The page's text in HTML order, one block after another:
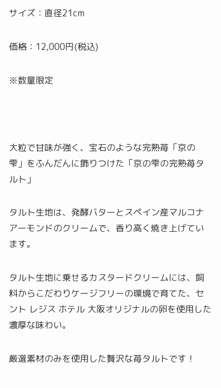
サイズ：直径21cm
価格：12,000円(税込)
※数量限定
大粒で甘味が強く、宝石のような完熟苺「京の
雫」をふんだんに飾りつけた「京の雫の完熟苺タ
ルト」
タルト生地は、発酵バターとスペイン産マルコナ
アーモンドのクリームで、香り高く焼き上げてい
ます。
タルト生地に乗せるカスタードクリームには、飼
料からこだわりケージフリーの環境で育てた、セ
ント レジス ホテル 大阪オリジナルの卵を使用した
濃厚な味わい。
厳選素材のみを使用した贅沢な苺タルトです！